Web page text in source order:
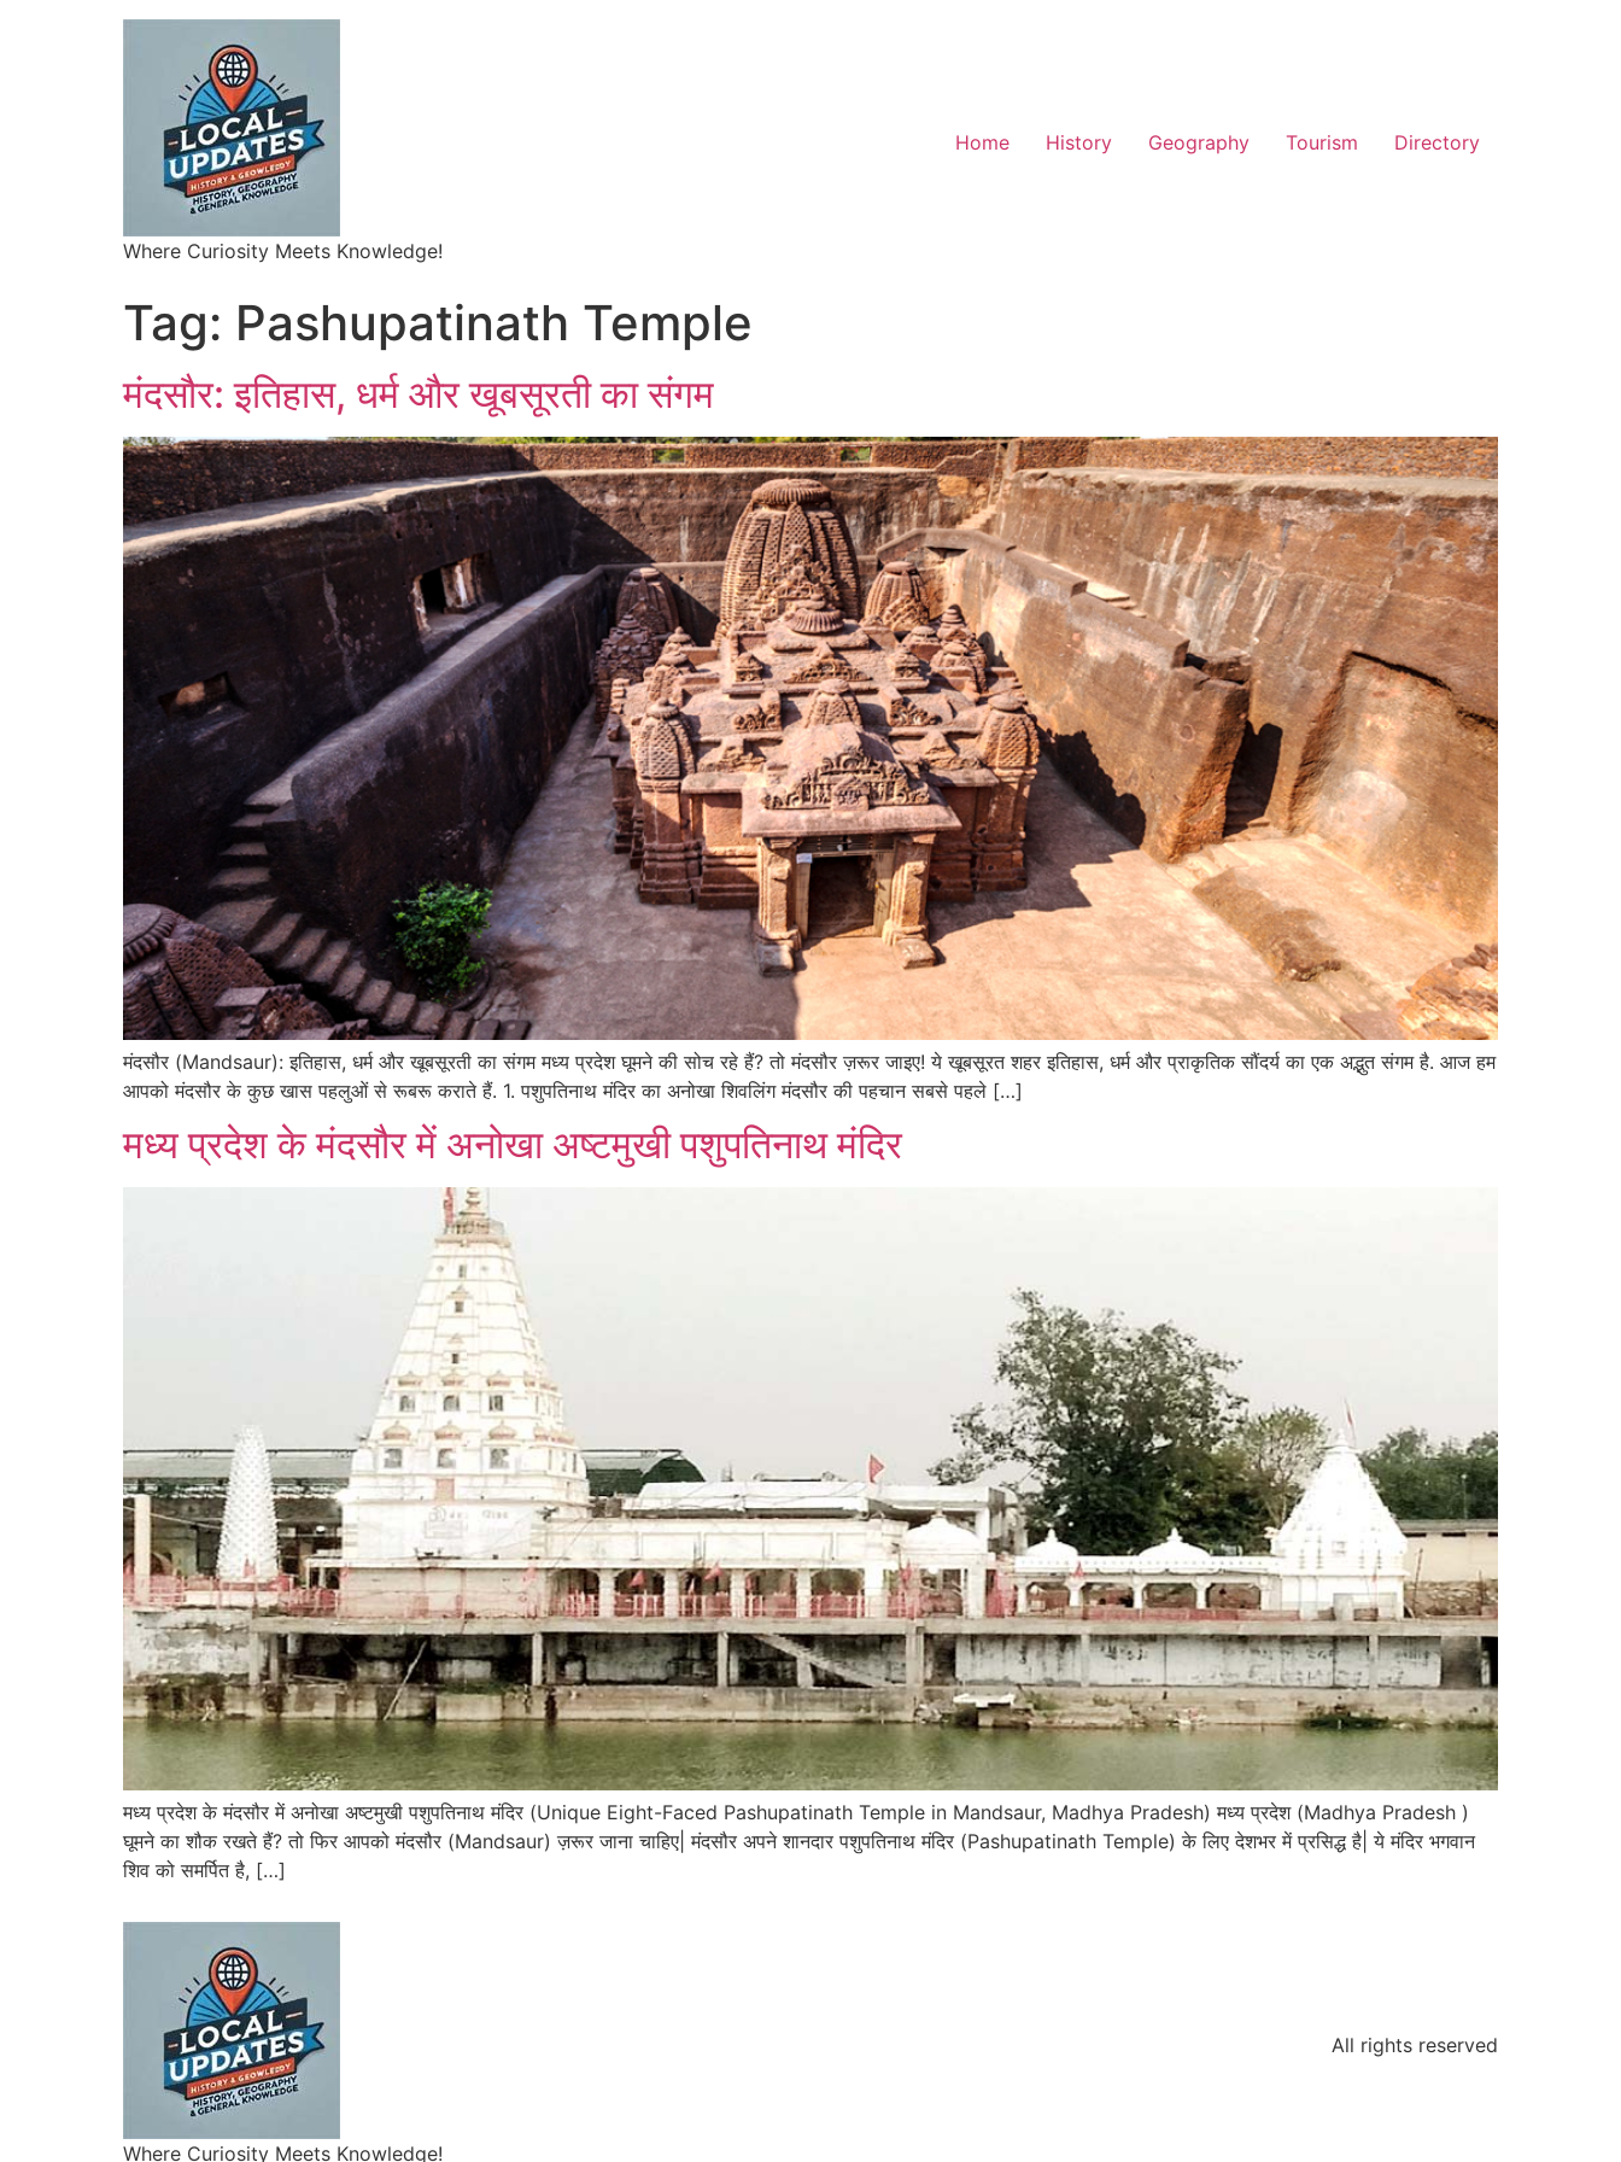
Where Curiosity Meets Knowledge!
Home History Geography Tourism Directory
Tag: Pashupatinath Temple
मंदसौर: इतिहास, धर्म और खूबसूरती का संगम
मंदसौर (Mandsaur): इतिहास, धर्म और खूबसूरती का संगम मध्य प्रदेश घूमने की सोच रहे हैं? तो मंदसौर ज़रूर जाइए! ये खूबसूरत शहर इतिहास, धर्म और प्राकृतिक सौंदर्य का एक अद्भुत संगम है. आज हम
आपको मंदसौर के कुछ खास पहलुओं से रूबरू कराते हैं. 1. पशुपतिनाथ मंदिर का अनोखा शिवलिंग मंदसौर की पहचान सबसे पहले […]
मध्य प्रदेश के मंदसौर में अनोखा अष्टमुखी पशुपतिनाथ मंदिर
मध्य प्रदेश के मंदसौर में अनोखा अष्टमुखी पशुपतिनाथ मंदिर (Unique Eight-Faced Pashupatinath Temple in Mandsaur, Madhya Pradesh) मध्य प्रदेश (Madhya Pradesh )
घूमने का शौक रखते हैं? तो फिर आपको मंदसौर (Mandsaur) ज़रूर जाना चाहिए| मंदसौर अपने शानदार पशुपतिनाथ मंदिर (Pashupatinath Temple) के लिए देशभर में प्रसिद्ध है| ये मंदिर भगवान
शिव को समर्पित है, […]
Where Curiosity Meets Knowledge!
All rights reserved